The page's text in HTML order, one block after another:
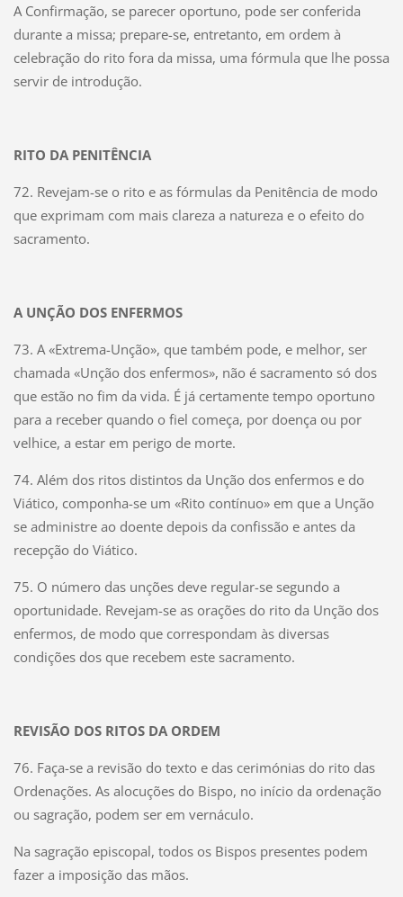
A Confirmação, se parecer oportuno, pode ser conferida
durante a missa; prepare-se, entretanto, em ordem à
celebração do rito fora da missa, uma fórmula que lhe possa
servir de introdução.
RITO DA PENITÊNCIA
72. Revejam-se o rito e as fórmulas da Penitência de modo
que exprimam com mais clareza a natureza e o efeito do
sacramento.
A UNÇÃO DOS ENFERMOS
73. A «Extrema-Unção», que também pode, e melhor, ser
chamada «Unção dos enfermos», não é sacramento só dos
que estão no fim da vida. É já certamente tempo oportuno
para a receber quando o fiel começa, por doença ou por
velhice, a estar em perigo de morte.
74. Além dos ritos distintos da Unção dos enfermos e do
Viático, componha-se um «Rito contínuo» em que a Unção
se administre ao doente depois da confissão e antes da
recepção do Viático.
75. O número das unções deve regular-se segundo a
oportunidade. Revejam-se as orações do rito da Unção dos
enfermos, de modo que correspondam às diversas
condições dos que recebem este sacramento.
REVISÃO DOS RITOS DA ORDEM
76. Faça-se a revisão do texto e das cerimónias do rito das
Ordenações. As alocuções do Bispo, no início da ordenação
ou sagração, podem ser em vernáculo.
Na sagração episcopal, todos os Bispos presentes podem
fazer a imposição das mãos.